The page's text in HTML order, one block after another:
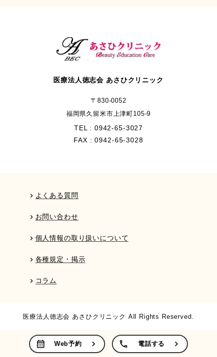
ペインクリニック
自由診療
医療法人徳志会 あさひクリニック
〒830-0052
福岡県久留米市上津町105-9
TEL : 0942-65-3027
FAX : 0942-65-3028
chevron_right よくある質問
chevron_right お問い合わせ
chevron_right 個人情報の取り扱いについて
chevron_right 各種規定・掲示
chevron_right コラム
医療法人徳志会 あさひクリニック All Rights Reserved.
calendar_month Web予約 chevron_right call 電話する chevron_right